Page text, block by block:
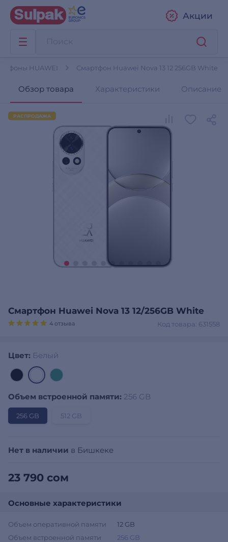
Акции
HUAWEI Смартфон Huawei Nova 13 12 256GB White
Обзор товара Характеристики Описание
Смартфон Huawei Nova 13 12/256GB White
Код товара: 631558
4 отзыва
РАСПРОДАЖА
Цвет: Белый
Объем встроенной памяти: 256 GB
256 GB 512 GB
Нет в наличии в Бишкеке
23 790 сом
Основные характеристики
Объем оперативной памяти
12 GB
Объем встроенной памяти
256 GB